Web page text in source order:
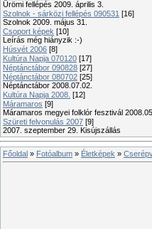
Ürömi fellépés 2009. április 3.
Szolnok - sárközi fellépés 090531 [16]
Szolnok 2009. május 31.
Csoport képek [10]
Leírás még hiányzik :-)
Húsvét 2006 [8]
Kultúra Napja 070120 [17]
Néptánctábor 090828 [27]
Néptánctábor 080702 [25]
Néptánctábor 2008.07.02.
Kultúra Napja 2008. [12]
Máramaros [9]
Máramaros megyei folklór fesztivál
Szüreti felvonulás 2007 [9]
2007. szeptember 29. Kisújszállás
Főoldal » Fotóalbum » Életképek »